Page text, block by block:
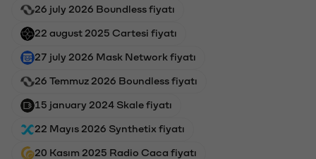
26 july 2026 Boundless fiyatı
22 august 2025 Cartesi fiyatı
27 july 2026 Mask Network fiyatı
26 Temmuz 2026 Boundless fiyatı
15 january 2024 Skale fiyatı
22 Mayıs 2026 Synthetix fiyatı
20 Kasım 2025 Radio Caca fiyatı